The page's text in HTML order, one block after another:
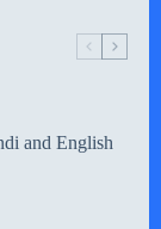
and English